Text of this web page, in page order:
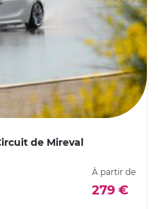
de Mireval
À partir de
279 €